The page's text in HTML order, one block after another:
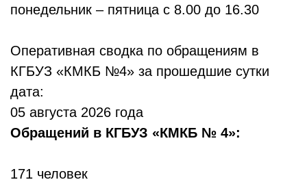
понедельник – пятница с 8.00 до 16.30
Оперативная сводка по обращениям в
КГБУЗ «КМКБ №4» за прошедшие сутки
дата:
05 августа 2026 года
Обращений в КГБУЗ «КМКБ № 4»:
171 человек